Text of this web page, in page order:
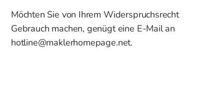
Möchten Sie von Ihrem Widerspruchsrecht
Gebrauch machen, genügt eine E-Mail an
hotline@maklerhomepage.net.